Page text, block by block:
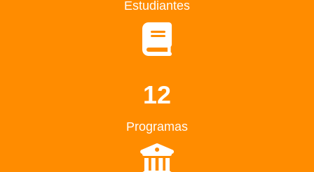
Estudiantes
12
Programas